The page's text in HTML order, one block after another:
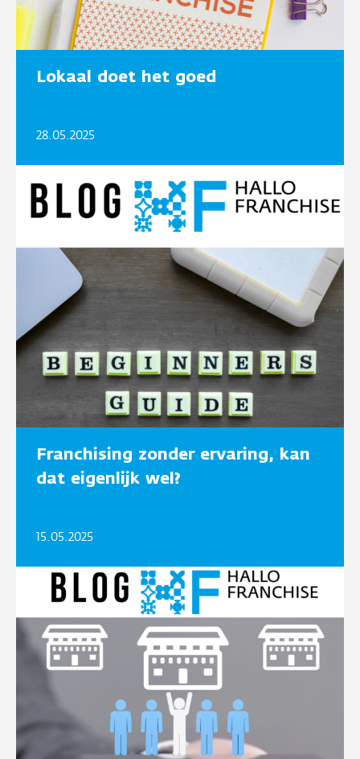
Lokaal doet het goed
28.05.2025
Franchising zonder ervaring, kan
dat eigenlijk wel?
15.05.2025